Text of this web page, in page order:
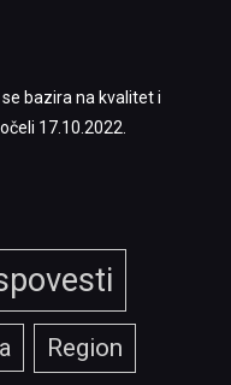
bazira na kvalitet i
17.10.2022.
Region